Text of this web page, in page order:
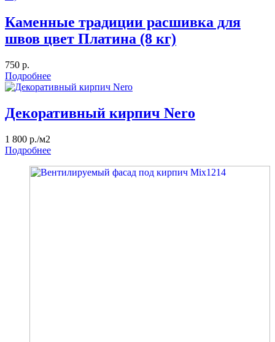
Каменные традиции расшивка для
швов цвет Платина (8 кг)
750 р.
Подробнее
Декоративный кирпич Nero
1 800 р./м2
Подробнее